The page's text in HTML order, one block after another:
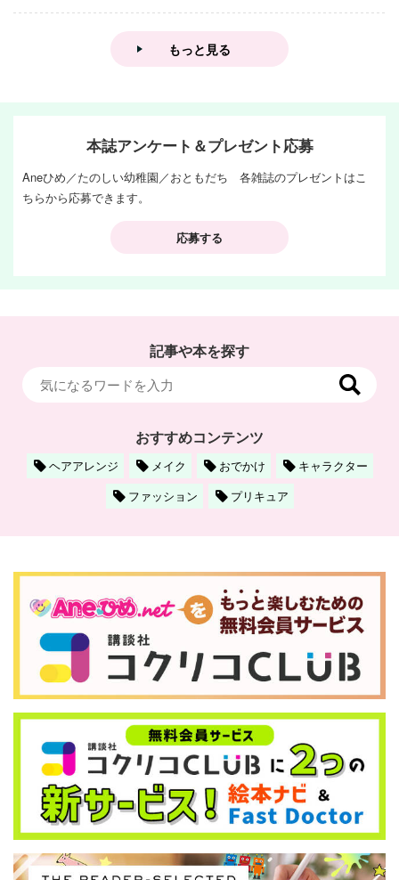
もっと見る
本誌アンケート＆プレゼント応募
Aneひめ／たのしい幼稚園／おともだち 各雑誌のプレゼントはこ
ちらから応募できます。
応募する
記事や本を探す
おすすめコンテンツ
ヘアアレンジ メイク おでかけ
キャラクター
ファッション
プリキュア